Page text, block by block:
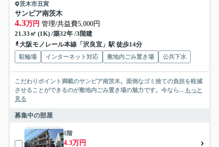
茨木市丑寅
サンピア南茨木
4.3万円 管理/共益費5,000円
21.33㎡ (1K) /築32年 /3階建
大阪モノレール本線「沢良宜」駅 徒歩14分
駐輪場 インターネット対応 敷地内ごみ置き場 公共下水
こだわりポイント満載のサンピア南茨木。面倒なゴミ捨ての負担を軽減
させることができるのが敷地内ごみ置き場の魅力です。今なら... もっと
見る
募集中の部屋
1階
4.3万円